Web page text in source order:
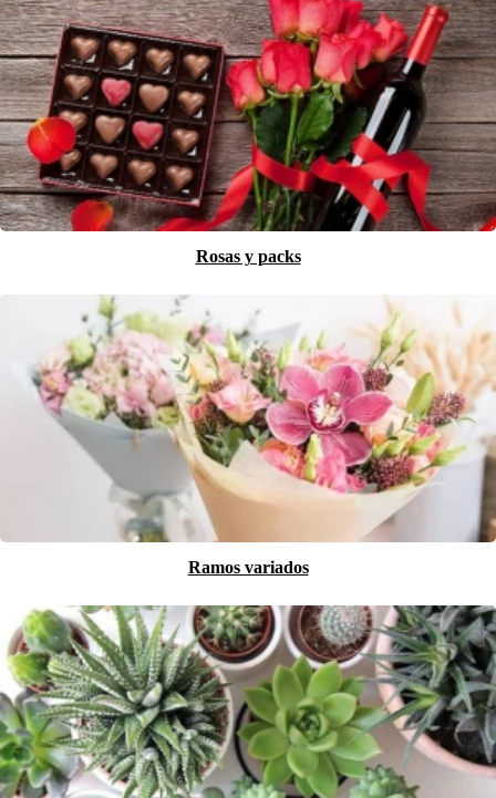
Rosas y packs
Ramos variados